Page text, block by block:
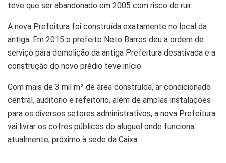
teve que ser abandonado em 2005 com risco de ruir.
A nova Prefeitura foi construída exatamente no local da
antiga. Em 2015 o prefeito Neto Barros deu a ordem de
serviço para demolição da antiga Prefeitura desativada e a
construção do novo prédio teve início.
Com mais de 3 mil m² de área construída, ar condicionado
central, auditório e refeitório, além de amplas instalações
para os diversos setores administrativos, a nova Prefeitura
vai livrar os cofres públicos do aluguel onde funciona
atualmente, próximo à sede da Caixa.